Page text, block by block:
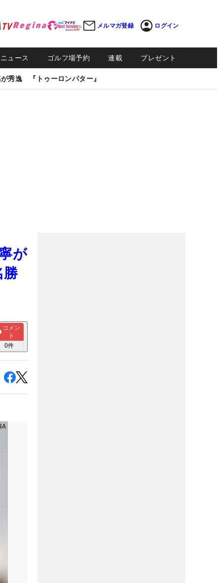
メルマガ登録 ログイン
ュース ゴルフ場予約 連載 プレゼント
秀逸 『トゥーロンパター』
が
勝
コメン
ト
0件